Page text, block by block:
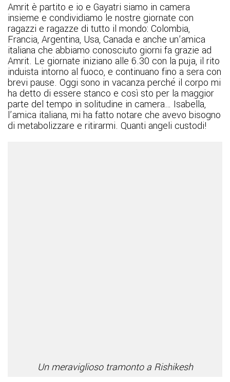
Amrit è partito e io e Gayatri siamo in camera
insieme e condividiamo le nostre giornate con
ragazzi e ragazze di tutto il mondo: Colombia,
Francia, Argentina, Usa, Canada e anche un’amica
italiana che abbiamo conosciuto giorni fa grazie ad
Amrit. Le giornate iniziano alle 6.30 con la puja, il rito
induista intorno al fuoco, e continuano fino a sera con
brevi pause. Oggi sono in vacanza perché il corpo mi
ha detto di essere stanco e così sto per la maggior
parte del tempo in solitudine in camera… Isabella,
l’amica italiana, mi ha fatto notare che avevo bisogno
di metabolizzare e ritirarmi. Quanti angeli custodi!
Un meraviglioso tramonto a Rishikesh